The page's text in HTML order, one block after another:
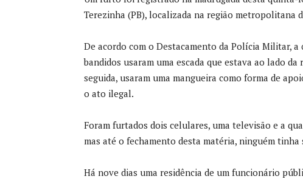
Terezinha (PB), localizada na região metropolitana
De acordo com o Destacamento da Polícia Militar,
bandidos usaram uma escada que estava ao lado
seguida, usaram uma mangueira como forma de
o ato ilegal.
Foram furtados dois celulares, uma televisão e a
mas até o fechamento desta matéria, ninguém tinha
Há nove dias uma residência de um funcionário